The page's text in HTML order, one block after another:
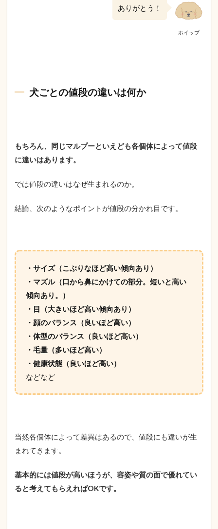
ホイップ
ありがとう！
犬ごとの値段の違いは何か
もちろん、同じマルプーといえども各個体によって値段
に違いはあります。
では値段の違いはなぜ生まれるのか。
結論、次のようなポイントが値段の分かれ目です。
・サイズ（こぶりなほど高い傾向あり）
・マズル（口から鼻にかけての部分。短いと高い
傾向あり。）
・目（大きいほど高い傾向あり）
・顔のバランス（良いほど高い）
・体型のバランス（良いほど高い）
・毛量（多いほど高い）
・健康状態（良いほど高い）
などなど
当然各個体によって差異はあるので、値段にも違いが生
まれてきます。
基本的には値段が高いほうが、容姿や質の面で優れてい
ると考えてもらえればOKです。